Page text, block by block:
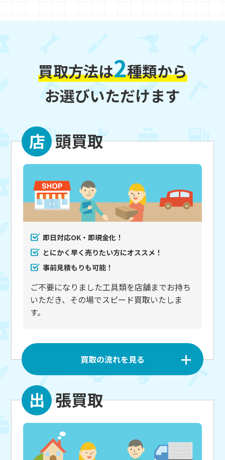
買取方法は2種類から
お選びいただけます
店 頭買取
即日対応OK・即現金化！
とにかく早く売りたい方にオススメ！
事前見積もりも可能！
ご不要になりました工具類を店舗までお持ち
いただき、その場でスピード買取いたしま
す。
買取の流れを見る
出 張買取